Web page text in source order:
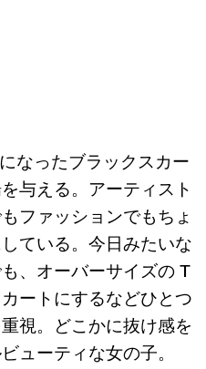
なったブラックスカー
与える。アーティスト
ファッションでもちょ
ている。今日みたいな
、オーバーサイズの T
ートにするなどひとつ
視。どこかに抜け感を
ューティな女の子。